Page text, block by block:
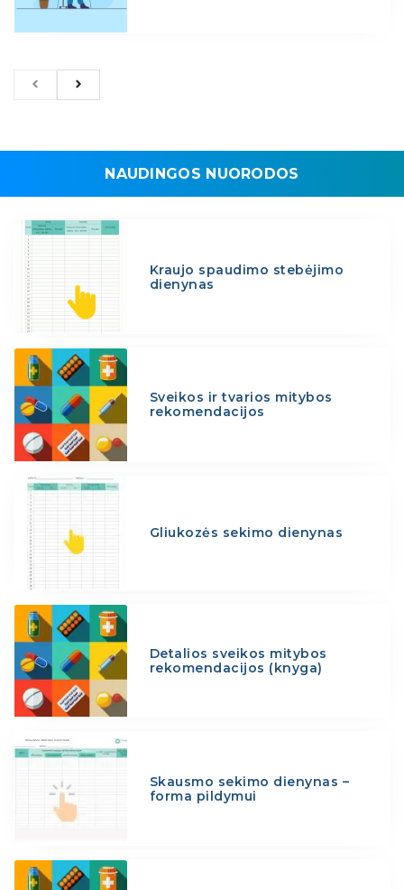
NAUDINGOS NUORODOS
Kraujo spaudimo stebėjimo
dienynas
Sveikos ir tvarios mitybos
rekomendacijos
Gliukozės sekimo dienynas
Detalios sveikos mitybos
rekomendacijos (knyga)
Skausmo sekimo dienynas –
forma pildymui